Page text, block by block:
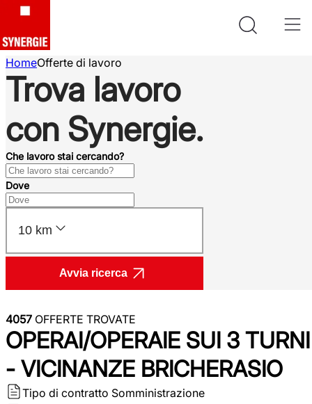
HomeOfferte di lavoro
Trova lavoro
con Synergie.
Che lavoro stai cercando?
Dove
10 km
Avvia ricerca
4057 OFFERTE TROVATE
OPERAI/OPERAIE SUI 3 TURNI
- VICINANZE BRICHERASIO
Tipo di contratto Somministrazione